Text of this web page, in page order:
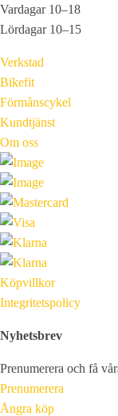
Vardagar 10–18
Lördagar 10–15
Verkstad
Bikefit
Förmånscykel
Kundtjänst
Om oss
Köpvillkor
Integritetspolicy
Nyhetsbrev
Prenumerera och få
Prenumerera
Ångra köp